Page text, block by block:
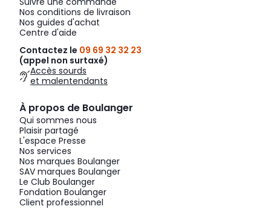
Nos conditions de livraison
Nos guides d'achat
Centre d'aide
Contactez le 09 69 32 32 23
(appel non surtaxé)
Accès sourds
et malentendants
À propos de Boulanger
Qui sommes nous
Plaisir partagé
L'espace Presse
Nos services
Nos marques Boulanger
SAV marques Boulanger
Le Club Boulanger
Fondation Boulanger
Client professionnel